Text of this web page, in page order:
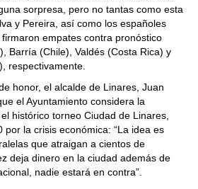
sorpresa, pero no tantas como esta
y Pereira, así como los españoles
empates contra pronóstico
Barría (Chile), Valdés (Costa Rica) y
respectivamente.
honor, el alcalde de Linares, Juan
el Ayuntamiento considera la
histórico torneo Ciudad de Linares,
por la crisis económica: “La idea es
que atraigan a cientos de
deja dinero en la ciudad además de
nadie estará en contra”.